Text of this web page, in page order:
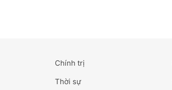
Đắk Lắk
Chính trị
Thời sự